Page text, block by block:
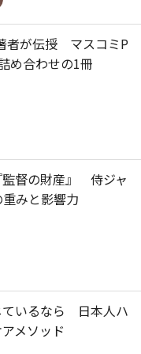
者が伝授 マスコミP
め合わせの1冊
督の財産』 侍ジャ
みと影響力
ているなら 日本人ハ
メソッド